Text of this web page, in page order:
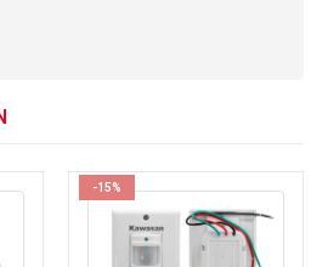
-15%